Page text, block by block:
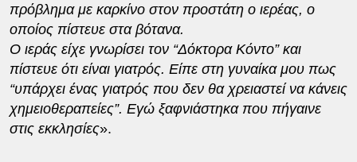
πρόβλημα με καρκίνο στον προστάτη ο ιερέας, ο
οποίος πίστευε στα βότανα.
Ο ιεράς είχε γνωρίσει τον “Δόκτορα Κόντο” και
πίστευε ότι είναι γιατρός. Είπε στη γυναίκα μου πως
“υπάρχει ένας γιατρός που δεν θα χρειαστεί να κάνεις
χημειοθεραπείες”. Εγώ ξαφνιάστηκα που πήγαινε
στις εκκλησίες».